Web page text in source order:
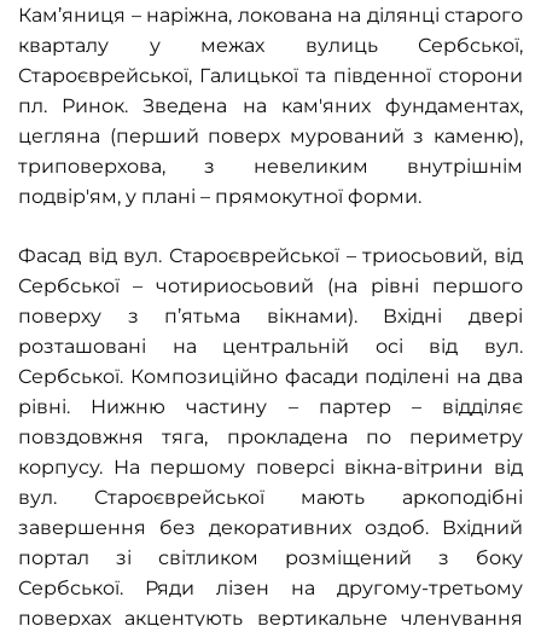
Кам’яниця – наріжна, локована на ділянці старого
кварталу у межах вулиць Сербської,
Староєврейської, Галицької та південної сторони
пл. Ринок. Зведена на кам'яних фундаментах,
цегляна (перший поверх мурований з каменю),
триповерхова, з невеликим внутрішнім
подвір'ям, у плані – прямокутної форми.
Фасад від вул. Староєврейської – триосьовий, від
Сербської – чотириосьовий (на рівні першого
поверху з п’ятьма вікнами). Вхідні двері
розташовані на центральній осі від вул.
Сербської. Композиційно фасади поділені на два
рівні. Нижню частину – партер – відділяє
повздовжня тяга, прокладена по периметру
корпусу. На першому поверсі вікна-вітрини від
вул. Староєврейської мають аркоподібні
завершення без декоративних оздоб. Вхідний
портал зі світликом розміщений з боку
Сербської. Ряди лізен на другому-третьому
поверхах акцентують вертикальне членування